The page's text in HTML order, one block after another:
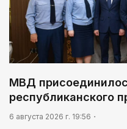
МВД
республиканского
6 августа 2026 г. 19:56